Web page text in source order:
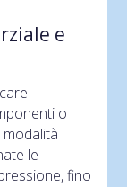
e
o
le
fino